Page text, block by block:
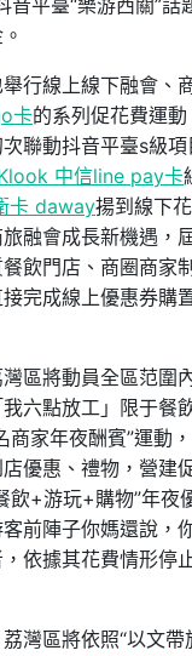
音平臺“樂游西關”話
行線上線下融會、
卡的系列促花費運
聯動抖音平臺s級
中信line pay卡
卡 daway揚到線下
融會成長新機遇，
飲門店、商圈商家
完成線上優惠券購
區將動員全區范圍
六點放工」限于餐
商家年夜酬賓”運動
店優惠、禮物，營建
飲+游玩+購物”年夜
前陣子你媽還說，
依據其花費情形停
灣區將依照“以文